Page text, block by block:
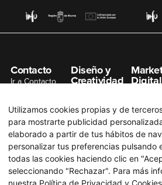
Contacto
Ir a Contacto
Diseño y
Creatividad
Redes Sociales
Diseño de
Páginas Web
Diseño Gráfico
Branding
Producción
Digital
SEM
Sociales
Email
Utilizamos cookies propias y de
para mostrarte publicidad
elaborado a partir de tus hábitos de
personalizar tus preferencias pulsando
todas las cookies haciendo clic en
seleccionando "Rechazar". Para más
nuestra Política de Privacidad y Cookies